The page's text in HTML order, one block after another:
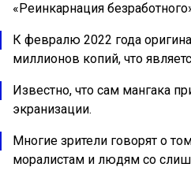
«Реинкарнация
К февралю 2022 года
миллионов копий, что
Известно, что сам мангака
экранизации.
Многие зрители говорят о
моралистам и людям со